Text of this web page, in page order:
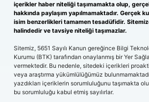
içerikler haber niteliği taşımamakta olup,
hakkında paylaşım yapılmamaktadır. Gerçek
isim benzerlikleri tamamen tesadüfidir.
halindedir ve tavsiye niteliği taşımazlar.
Sitemiz, 5651 Sayılı Kanun gereğince Bilgi
Kurumu (BTK) tarafından onaylanmış bir Yer
vermektedir. Bu nedenle, sitedeki içerikleri
veya araştırma yükümlülüğümüz
yazdıkları içeriklerin sorumluluğunu taşımakta
bu sorumluluğu kabul etmiş sayılırlar.